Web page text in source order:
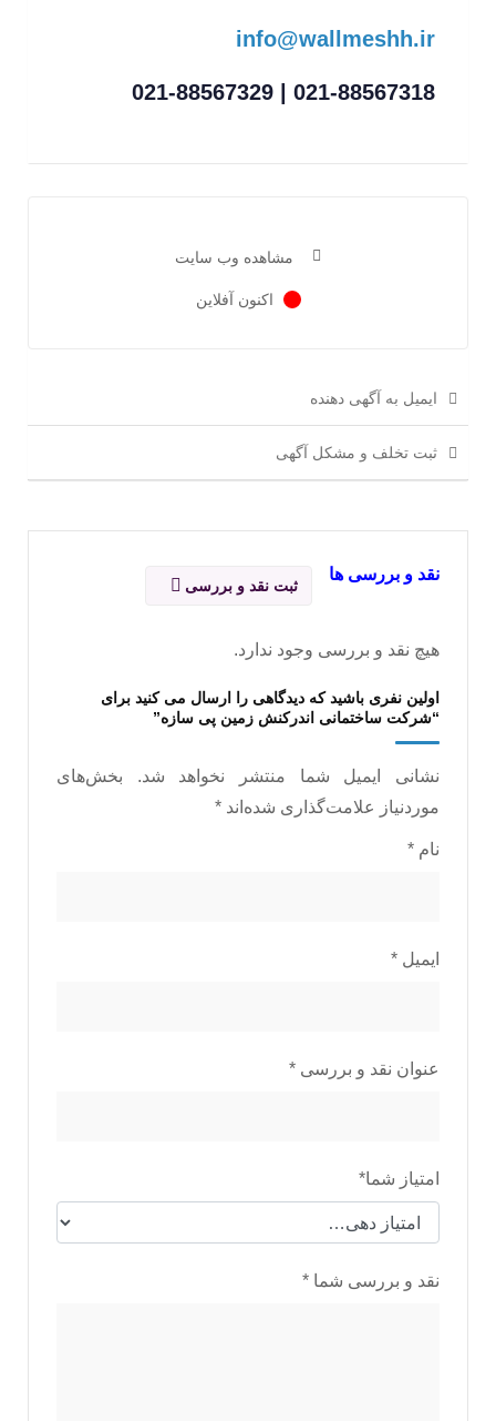
info@wallmeshh.ir
021-88567318 | 021-88567329
مشاهده وب سایت
اکنون آفلاین
ایمیل به آگهی دهنده
ثبت تخلف و مشکل آگهی
نقد و بررسی ها
ثبت نقد و بررسی
هیچ نقد و بررسی وجود ندارد.
اولین نفری باشید که دیدگاهی را ارسال می کنید برای
“شرکت ساختمانی اندرکنش زمین پی سازه”
نشانی ایمیل شما منتشر نخواهد شد.
بخش‌های
موردنیاز علامت‌گذاری شده‌اند *
نام *
ایمیل *
عنوان نقد و بررسی *
امتیاز شما*
نقد و بررسی شما *